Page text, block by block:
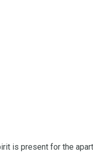
is present for the